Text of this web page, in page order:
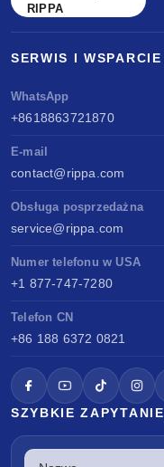
RIPPA
SERWIS I WSPARCIE
WhatsApp
+8618863721870
E-mail
contact@rippa.com
Obsługa posprzedażna
service@rippa.com
Numer telefonu w USA
+1 877-747-7280
Telefon CN
+86 188 6372 0821
SZYBKIE ZAPYTANIE